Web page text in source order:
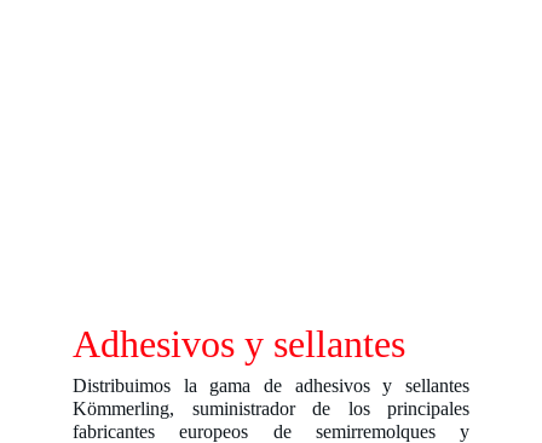
Adhesivos y sellantes
Distribuimos la gama de adhesivos y sellantes
Kömmerling, suministrador de los principales
fabricantes europeos de semirremolques y